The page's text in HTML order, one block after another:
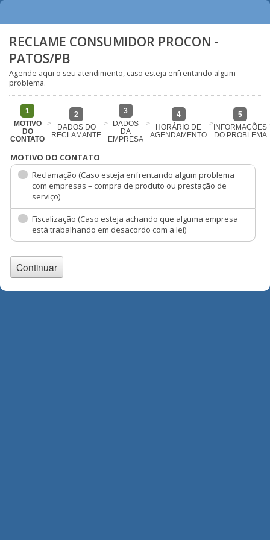
RECLAME CONSUMIDOR PROCON -
PATOS/PB
Agende aqui o seu atendimento, caso esteja enfrentando algum
problema.
1
MOTIVO
DO
CONTATO
>
2
DADOS DO
RECLAMANTE
>
3
DADOS
DA
EMPRESA
>
4
HORÁRIO DE
AGENDAMENTO
>
5
INFORMAÇÕES
DO PROBLEMA
MOTIVO DO CONTATO
Reclamação (Caso esteja enfrentando algum problema
com empresas – compra de produto ou prestação de
serviço)
Fiscalização (Caso esteja achando que alguma empresa
está trabalhando em desacordo com a lei)